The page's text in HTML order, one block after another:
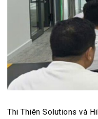
Thi Thiên Solutions và